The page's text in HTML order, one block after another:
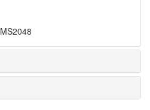
MS2048